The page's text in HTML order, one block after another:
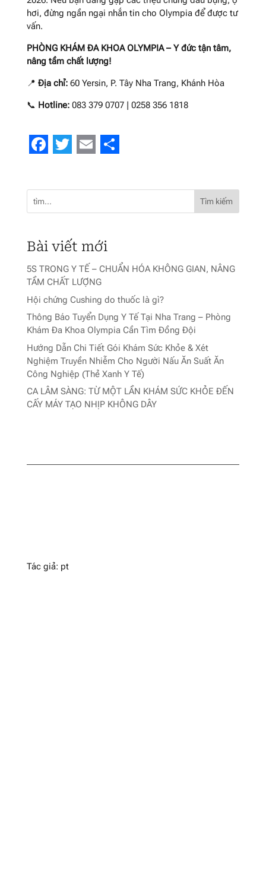
hơi, đừng ngần ngại nhắn tin cho Olympia để được tư
vấn.
PHÒNG KHÁM ĐA KHOA OLYMPIA – Y đức tận tâm,
nâng tầm chất lượng!
📍 Địa chỉ:60 Yersin, P. Tây Nha Trang, Khánh Hòa
📞 Hotline:083 379 0707 | 0258 356 1818
Tìm kiếm
Bài viết mới
5S TRONG Y TẾ – CHUẨN HÓA KHÔNG GIAN, NÂNG
TẦM CHẤT LƯỢNG
Hội chứng Cushing do thuốc là gì?
Thông Báo Tuyển Dụng Y Tế Tại Nha Trang – Phòng
Khám Đa Khoa Olympia Cần Tìm Đồng Đội
Hướng Dẫn Chi Tiết Gói Khám Sức Khỏe & Xét
Nghiệm Truyền Nhiễm Cho Người Nấu Ăn Suất Ăn
Công Nghiệp (Thẻ Xanh Y Tế)
CA LÂM SÀNG: TỪ MỘT LẦN KHÁM SỨC KHỎE ĐẾN
CẤY MÁY TẠO NHỊP KHÔNG DÂY
Tác giả: pt